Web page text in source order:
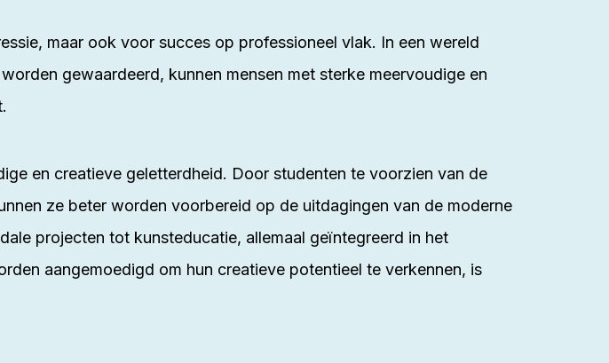
maar ook voor succes op professioneel vlak. In een wereld
gewaardeerd, kunnen mensen met sterke meervoudige en
en creatieve geletterdheid. Door studenten te voorzien van de
ze beter worden voorbereid op de uitdagingen van de moderne
projecten tot kunsteducatie, allemaal geïntegreerd in het
aangemoedigd om hun creatieve potentieel te verkennen, is